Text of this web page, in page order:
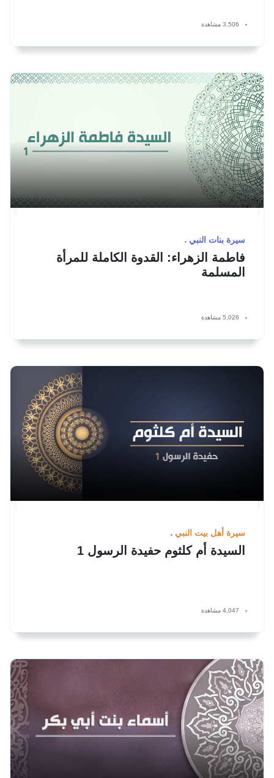
3,506 مشاهدة
سيرة بنات النبي
فاطمة الزهراء: القدوة الكاملة للمرأة
المسلمة
5,026 مشاهدة
سيرة أهل بيت النبي
السيدة أم كلثوم حفيدة الرسول 1
4,047 مشاهدة